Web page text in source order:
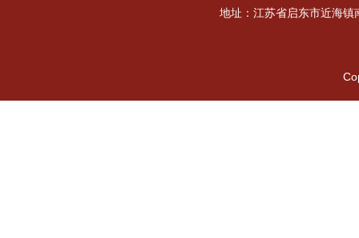
地址：江苏省启东市近海